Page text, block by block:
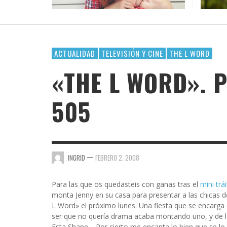
CASI
MARVEL
DAR
GUSTA ALGUIEN
LA PLAYA
CHICA BUSCA CHICA
CORTOS
ENGÁNCHATE A…
ENSERIADA!
EVDG
FAR OUT
GIMME SUGAR
VAYA
ACTUALIDAD TELEVISIÓN Y CINE THE L WORD
«THE L WORD».
505
INGRID — FEBRERO 2, 2008
Para las que os quedasteis con ganas tras el mini
monta Jenny en su casa para presentar a las chicas
L Word» el próximo lunes. Una fiesta que se
ser que no quería drama acaba montando uno, y de